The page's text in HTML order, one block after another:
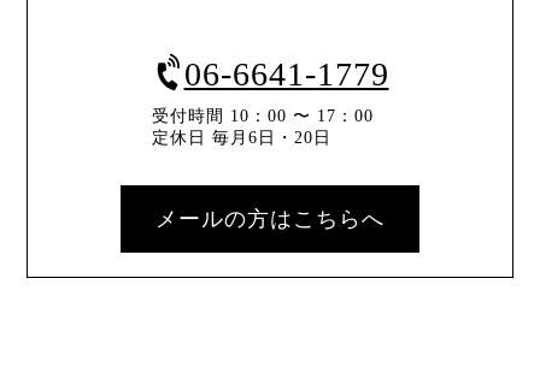
06-6641-1779
受付時間 10：00 〜 17：00
定休日 毎月6日・20日
メールの方はこちらへ